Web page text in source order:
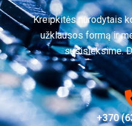
Kreipkitės nurodytais
užklausos formą ir
susisieksime.
+370